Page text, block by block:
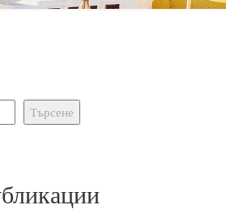
Търсене